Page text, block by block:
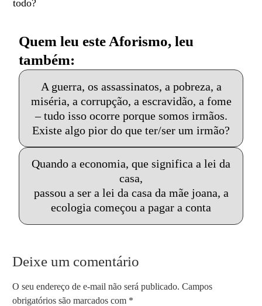
todo?
Quem leu este Aforismo, leu
também:
A guerra, os assassinatos, a pobreza, a
miséria, a corrupção, a escravidão, a fome
– tudo isso ocorre porque somos irmãos.
Existe algo pior do que ter/ser um irmão?
Quando a economia, que significa a lei da
casa,
passou a ser a lei da casa da mãe joana, a
ecologia começou a pagar a conta
Deixe um comentário
O seu endereço de e-mail não será publicado. Campos
obrigatórios são marcados com *